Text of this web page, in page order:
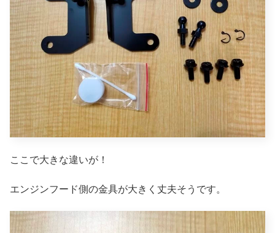
ここで大きな違いが！
エンジンフード側の金具が大きく丈夫そうです。